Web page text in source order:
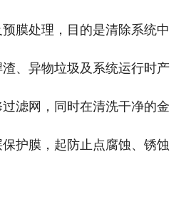
膜处理，目的是清除系统中
、异物垃圾及系统运行时产
滤网，同时在清洗干净的金
护膜，起防止点腐蚀、锈蚀